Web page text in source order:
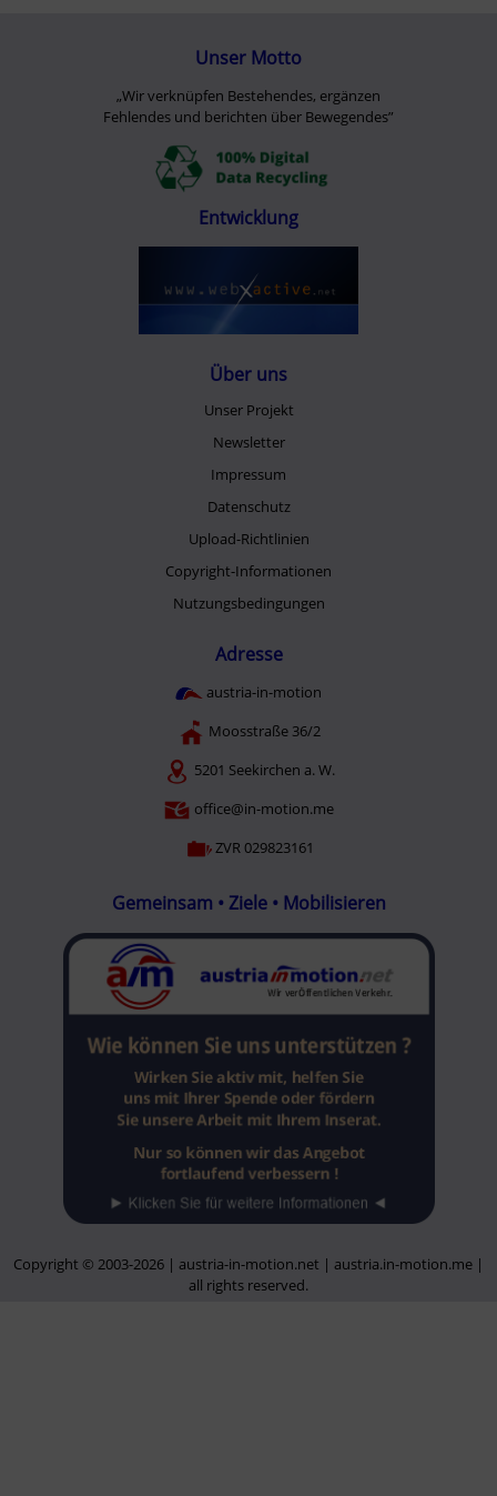
Unser Motto
„Wir verknüpfen Bestehendes, ergänzen
Fehlendes und berichten über Bewegendes”
Entwicklung
Über uns
Unser Projekt
Newsletter
Impressum
Datenschutz
Upload-Richtlinien
Copyright-Informationen
Nutzungsbedingungen
Adresse
austria-in-motion
Moosstraße 36/2
5201 Seekirchen a. W.
office@in-motion.me
ZVR 029823161
Gemeinsam • Ziele • Mobilisieren
Copyright © 2003-2026 | austria-in-motion.net | austria.in-motion.me |
all rights reserved.